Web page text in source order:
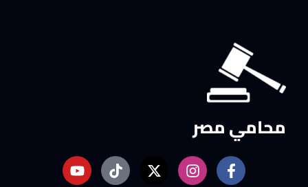
محامي مصر